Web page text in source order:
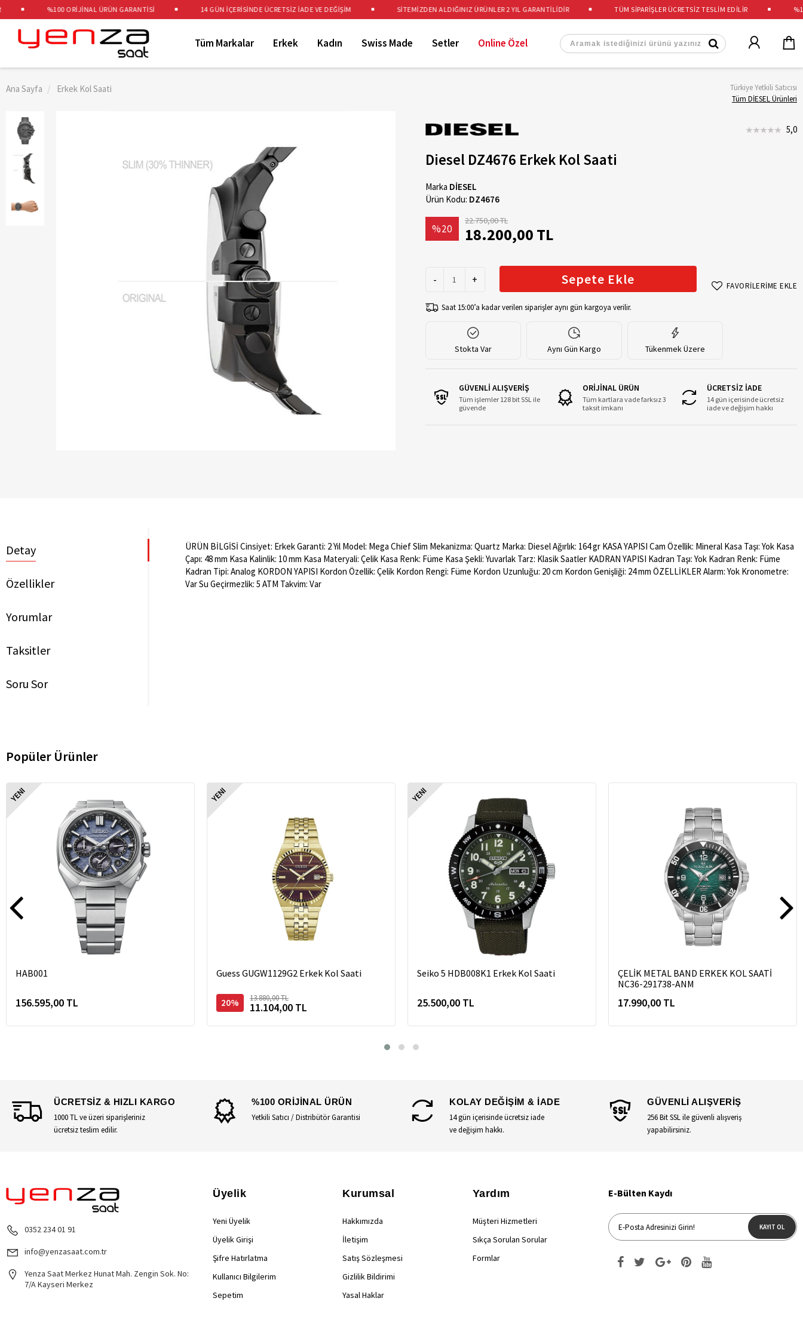
TÜM SİPARİŞLER ÜCRETSİZ TESLİM EDİLİR
%100 ORİJİNAL ÜRÜN GARANTİSİ 14 GÜN İÇERİSİNDE ÜCRETSİZ İADE VE DEĞİŞİM SİTEMİZDEN ALDIĞINIZ ÜRÜNLER 2 YIL GARANTİLİDİR
Tüm Markalar Erkek Kadın Swiss Made Setler Online Özel
Ana Sayfa Erkek Kol Saati
Türkiye Yetkili Satıcısı
Tüm DİESEL Ürünleri
5,0
Diesel DZ4676 Erkek Kol Saati
Marka DİESEL
Ürün Kodu: DZ4676
%20
22.750,00 TL
18.200,00 TL
- + Sepete Ekle FAVORİLERİME EKLE
Saat 15:00’a kadar verilen siparişler aynı gün kargoya verilir.
Stokta Var Aynı Gün Kargo Tükenmek Üzere
GÜVENLİ ALIŞVERİŞ
Tüm işlemler 128 bit SSL ile
güvende
ORİJİNAL ÜRÜN
Tüm kartlara vade farksız 3
taksit imkanı
ÜCRETSİZ İADE
14 gün içerisinde ücretsiz
iade ve değişim hakkı
Detay
Özellikler
Yorumlar
Taksitler
Soru Sor
ÜRÜN BİLGİSİ Cinsiyet: Erkek Garanti: 2 Yıl Model: Mega Chief Slim Mekanizma: Quartz Marka: Diesel Ağırlık: 164 gr KASA YAPISI Cam Özellik: Mineral Kasa Taşı: Yok Kasa
Çapı: 48 mm Kasa Kalinlik: 10 mm Kasa Materyali: Çelik Kasa Renk: Füme Kasa Şekli: Yuvarlak Tarz: Klasik Saatler KADRAN YAPISI Kadran Taşı: Yok Kadran Renk: Füme
Kadran Tipi: Analog KORDON YAPISI Kordon Özellik: Çelik Kordon Rengi: Füme Kordon Uzunluğu: 20 cm Kordon Genişliği: 24 mm ÖZELLİKLER Alarm: Yok Kronometre:
Var Su Geçirmezlik: 5 ATM Takvim: Var
Popüler Ürünler
YENI
HAB001
156.595,00 TL
YENI
Guess GUGW1129G2 Erkek Kol Saati
20% 13.880,00 TL
11.104,00 TL
YENI
Seiko 5 HDB008K1 Erkek Kol Saati
25.500,00 TL
ÇELİK METAL BAND ERKEK KOL SAATİ
NC36-291738-ANM
17.990,00 TL
ÜCRETSİZ & HIZLI KARGO
1000 TL ve üzeri siparişleriniz
ücretsiz teslim edilir.
%100 ORİJİNAL ÜRÜN
Yetkili Satıcı / Distribütör Garantisi
KOLAY DEĞİŞİM & İADE
14 gün içerisinde ücretsiz iade
ve değişim hakkı.
GÜVENLİ ALIŞVERİŞ
256 Bit SSL ile güvenli alışveriş
yapabilirsiniz.
0352 234 01 91
info@yenzasaat.com.tr
Yenza Saat Merkez Hunat Mah. Zengin Sok. No:
7/A Kayseri Merkez
Üyelik
Yeni Üyelik
Üyelik Girişi
Şifre Hatırlatma
Kullanıcı Bilgilerim
Sepetim
Kurumsal
Hakkımızda
İletişim
Satış Sözleşmesi
Gizlilik Bildirimi
Yasal Haklar
Yardım
Müşteri Hizmetleri
Sıkça Sorulan Sorular
Formlar
E-Bülten Kaydı
KAYIT OL